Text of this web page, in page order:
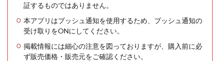
証するものではありません。
本アプリはプッシュ通知を使用するため、プッシュ通知の
受け取りをONにしてください。
掲載情報には細心の注意を図っておりますが、購入前に必
ず販売価格・販売元をご確認ください。